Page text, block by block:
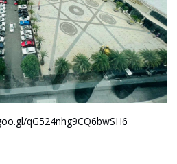
qG524nhg9CQ6bwSH6